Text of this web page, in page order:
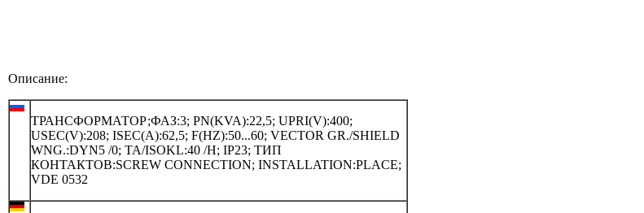
Описание:
ТРАНСФОРМАТОР;ФАЗ:3; PN(KVA):22,5; UPRI(V):400;
USEC(V):208; ISEC(A):62,5; F(HZ):50...60; VECTOR GR./SHIELD
WNG.:DYN5 /0; TA/ISOKL:40 /H; IP23; ТИП
КОНТАКТОВ:SCREW CONNECTION; INSTALLATION:PLACE;
VDE 0532